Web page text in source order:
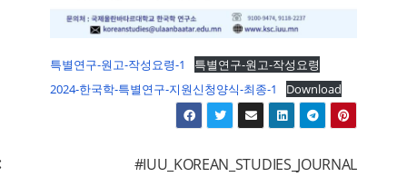
특별연구-원고-작성요령-1
특별연구-원고-작성요령
2024-한국학-특별연구-지원신청양식-최종-1
Download
#IUU_KOREAN_STUDIES_JOURNAL